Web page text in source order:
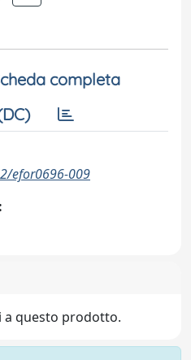
completa
efor0696-009
a questo prodotto.